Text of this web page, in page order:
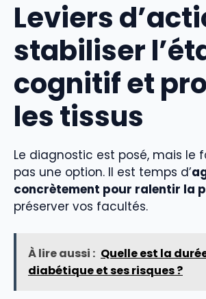
Leviers
stabiliser
cognitif et
les tissus
Le diagnostic est posé, mais le
pas une option. Il est temps d’
concrètement pour ralentir la
préserver vos facultés.
À lire aussi : Quelle est la
diabétique et ses risques ?